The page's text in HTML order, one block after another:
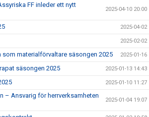
FF inleder ett nytt
2025-04-10 20:00
2025-04-02
2025-02-02
materialförvaltare säsongen 2025 2025-01-16
säsongen 2025 2025-01-13 14:43
2025-01-10 11:27
– Ansvarig för herrverksamheten
2025-01-04 19:07